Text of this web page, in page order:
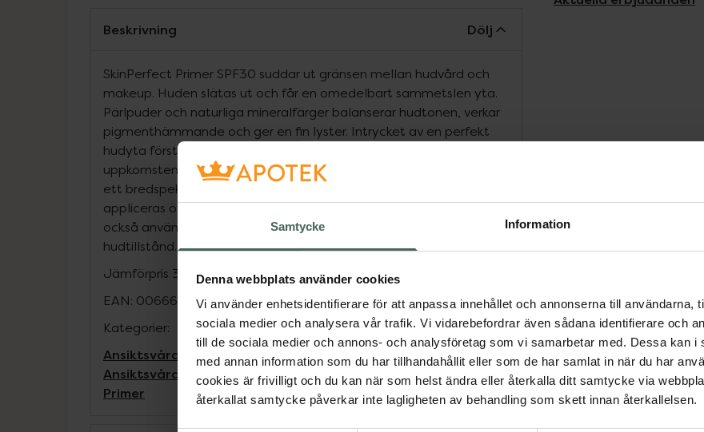
Samtycke Information
Denna webbplats använder cookies
Vi använder enhetsidentifierare för att anpassa innehållet och annonserna till användarna,
sociala medier och analysera vår trafik. Vi vidarebefordrar även sådana identifierare och
till de sociala medier och annons- och analysföretag som vi samarbetar med. Dessa kan i
med annan information som du har tillhandahållit eller som de har samlat in när du har
cookies är frivilligt och du kan när som helst ändra eller återkalla ditt samtycke via
återkallat samtycke påverkar inte lagligheten av behandling som skett innan återkallelsen.
Beskrivning
Dölj
SkinPerfect Primer SPF30 suddar ut gränsen mellan hudvård och
makeup. Huden slätas ut och får en omedelbart sammetslen yta.
Pärlpuder och naturliga mineralfärger balanserar hudtonen, verkar
pigmenthämmande och ger en fin lyster. Intrycket av en perfekt
hudyta förstärks. Den avancerade ingrediensteknologin motverkar
uppkomsten av fina linjer och rynkor och ett modernt solskydd ger
ett bredspektrigt UVA/UVB-skydd. SkinPerfect Primer SPF30
appliceras över mjukgörande creme - före foundation. Den kan
också användas utan efterföljande makeup. Alla hudtyper och
hudtillstånd.
Jämförpris 34045,45 kr/l
EAN: 00666151060951
Kategorier:
Ansiktsvård för män Ansiktsvård för män
Ansiktsvård för män
Ansiktsvård för män
Hudvård MakeupMan
Premium hudvård
Primer